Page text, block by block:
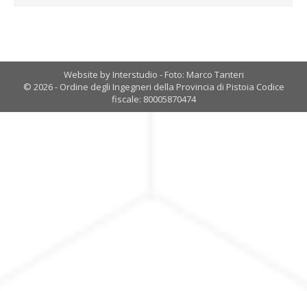
Website by Interstudio - Foto: Marco Tanteri
© 2026 - Ordine degli Ingegneri della Provincia di Pistoia Codice
fiscale: 80005870474